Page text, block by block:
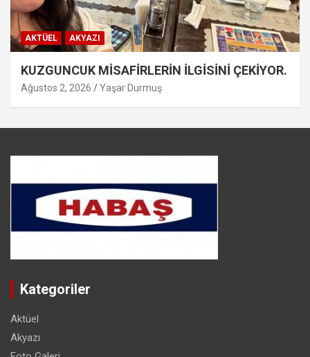
AKTÜEL AKYAZI
KUZGUNCUK MİSAFİRLERİN İLGİSİNİ ÇEKİYOR.
Ağustos 2, 2026 Yaşar Durmuş
Kategoriler
Aktüel
Akyazı